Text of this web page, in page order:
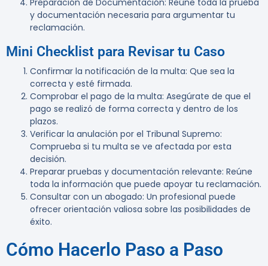
Preparación de Documentación: Reúne toda la prueba
y documentación necesaria para argumentar tu
reclamación.
Mini Checklist para Revisar tu Caso
Confirmar la notificación de la multa: Que sea la
correcta y esté firmada.
Comprobar el pago de la multa: Asegúrate de que el
pago se realizó de forma correcta y dentro de los
plazos.
Verificar la anulación por el Tribunal Supremo:
Comprueba si tu multa se ve afectada por esta
decisión.
Preparar pruebas y documentación relevante: Reúne
toda la información que puede apoyar tu reclamación.
Consultar con un abogado: Un profesional puede
ofrecer orientación valiosa sobre las posibilidades de
éxito.
Cómo Hacerlo Paso a Paso